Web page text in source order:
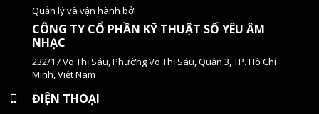
Quản lý và vận hành bởi
CÔNG TY CỔ PHẦN KỸ THUẬT SỐ YÊU ÂM
NHẠC
232/17 Võ Thị Sáu, Phường Võ Thị Sáu, Quận 3, TP. Hồ Chí
Minh, Việt Nam
ĐIỆN THOẠI